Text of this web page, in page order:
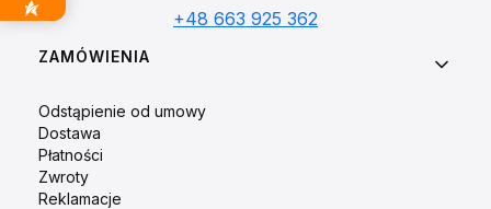
+48 663 925 362
Linki w stopce
ZAMÓWIENIA
Odstąpienie od umowy
Dostawa
Płatności
Zwroty
Reklamacje